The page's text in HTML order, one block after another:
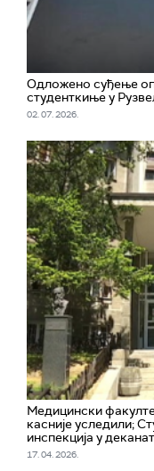
Одложено суђење
студенткиње у
02. 07. 2026.
Медицински
касније уследили;
инспекција у
17. 04. 2026.